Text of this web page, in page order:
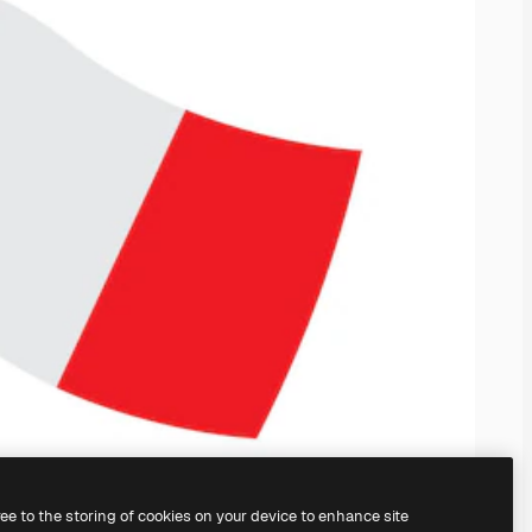
to the storing of cookies on your device to enhance site